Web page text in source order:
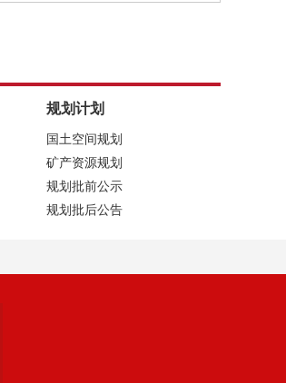
规划计划
国土空间规划
矿产资源规划
规划批前公示
规划批后公告